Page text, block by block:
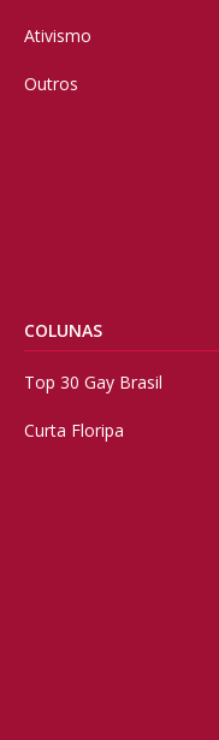
Ativismo
Outros
COLUNAS
Top 30 Gay Brasil
Curta Floripa